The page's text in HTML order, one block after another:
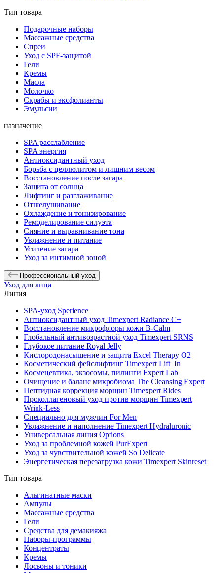
Тип товара
Подарочные наборы
Массажные средства
Спреи
Уход с SPF-защитой
Гели
Кремы
Масла
Молочко
Скрабы и эксфолианты
Эмульсии
назначение
SPA расслабление
SPA энергия
Антиоксидантный уход
Борьба с целлюлитом и лишним весом
Восстановление после загара
Защита от солнца
Лифтинг и разглаживание
Отшелушивание
Охлаждение и тонизирование
Ремоделирование силуэта
Сияние и выравнивание тона
Увлажнение и питание
Усиление загара
Уход за интимной зоной
Профессиональный уход
Уход для лица
Линия
SPA-уход Sperience
Антиоксидантный уход Timexpert Radiance C+
Восстановление микрофлоры кожи B-Calm
Глобальный антивозрастной уход Timexpert SRNS
Глубокое питание Royal Jelly
Кислородонасыщение и защита Excel Therapy O2
Косметический фейслифтинг Timexpert Lift_In
Космецевтика, экзосомы, пилинги Expert Lab
Очищение и баланс микробиома The Cleansing Expert
Пептидная коррекция морщин Timexpert Rides
Проколлагеновый уход против морщин Timexpert
Wrink·Less
Специально для мужчин For Men
Увлажнение и наполнение Timexpert Hydraluronic
Универсальная линия Options
Уход за проблемной кожей PurExpert
Уход за чувствительной кожей So Delicate
Энергетическая перезагрузка кожи Timexpert Skinreset
Тип товара
Альгинатные маски
Ампулы
Массажные средства
Гели
Средства для демакияжа
Наборы-программы
Концентраты
Кремы
Лосьоны и тоники